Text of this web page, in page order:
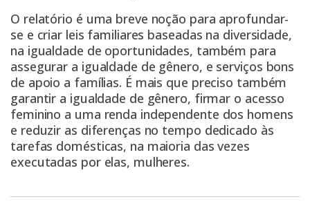
O relatório é uma breve noção para aprofundar-
se e criar leis familiares baseadas na diversidade,
na igualdade de oportunidades, também para
assegurar a igualdade de gênero, e serviços bons
de apoio a famílias. É mais que preciso também
garantir a igualdade de gênero, firmar o acesso
feminino a uma renda independente dos homens
e reduzir as diferenças no tempo dedicado às
tarefas domésticas, na maioria das vezes
executadas por elas, mulheres.